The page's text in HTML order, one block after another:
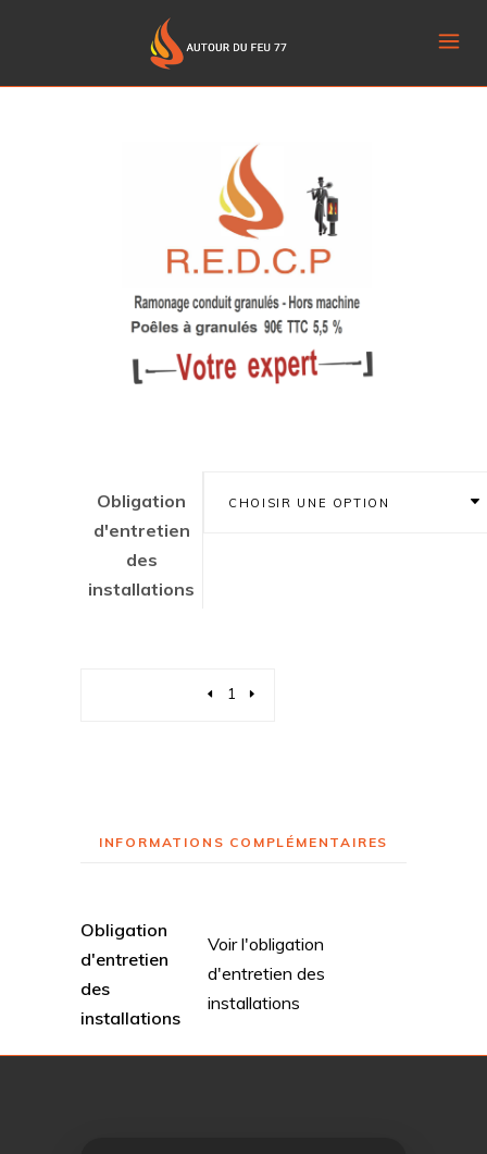
Obligation
d'entretien
des
installations
CHOISIR UNE OPTION
INFORMATIONS COMPLÉMENTAIRES
Obligation
d'entretien
des
installations
Voir l'obligation
d'entretien des
installations